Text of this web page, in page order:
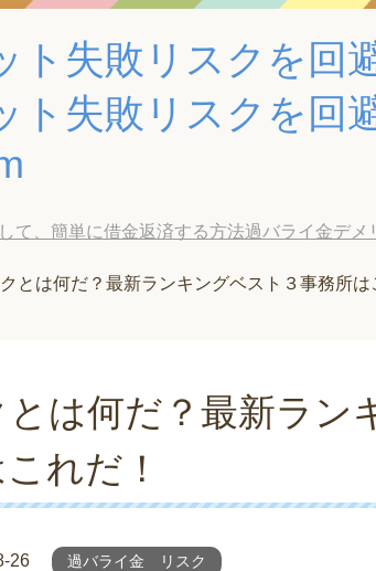
ト失敗リスクを回
ト失敗リスクを回
て、簡単に借金返済する方法過バライ金デ
とは何だ？最新ランキングベスト３事務所は
は何だ？最新ラン
れだ！
26 過バライ金 リスク